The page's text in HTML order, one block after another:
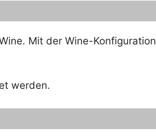
Mit der Wine-
werden.